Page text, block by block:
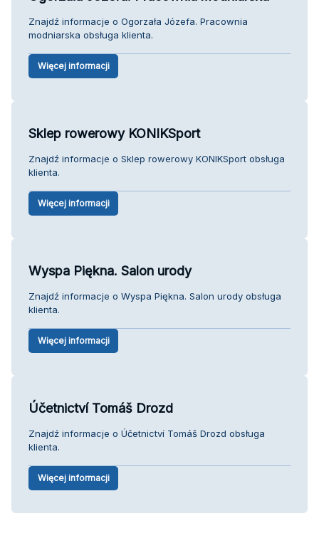
Znajdź informacje o Ogorzała Józefa. Pracownia
modniarska obsługa klienta.
Więcej informacji
Sklep rowerowy KONIKSport
Znajdź informacje o Sklep rowerowy KONIKSport obsługa
klienta.
Więcej informacji
Wyspa Piękna. Salon urody
Znajdź informacje o Wyspa Piękna. Salon urody obsługa
klienta.
Więcej informacji
Účetnictví Tomáš Drozd
Znajdź informacje o Účetnictví Tomáš Drozd obsługa
klienta.
Więcej informacji